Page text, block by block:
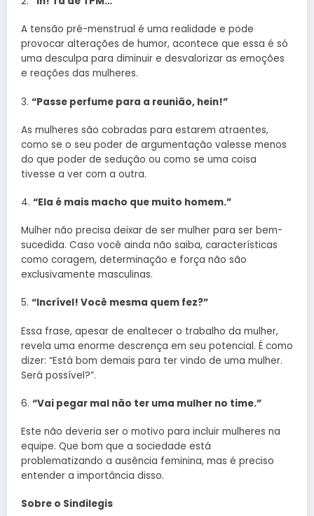
A tensão pré-menstrual é uma realidade e pode
provocar alterações de humor, acontece que essa é só
uma desculpa para diminuir e desvalorizar as emoções
e reações das mulheres.
3. “Passe perfume para a reunião, hein!”
As mulheres são cobradas para estarem atraentes,
como se o seu poder de argumentação valesse menos
do que poder de sedução ou como se uma coisa
tivesse a ver com a outra.
4. “Ela é mais macho que muito homem.”
Mulher não precisa deixar de ser mulher para ser bem-
sucedida. Caso você ainda não saiba, características
como coragem, determinação e força não são
exclusivamente masculinas.
5. “Incrível! Você mesma quem fez?”
Essa frase, apesar de enaltecer o trabalho da mulher,
revela uma enorme descrença em seu potencial. É como
dizer: “Está bom demais para ter vindo de uma mulher.
Será possível?”.
6. “Vai pegar mal não ter uma mulher no time.”
Este não deveria ser o motivo para incluir mulheres na
equipe. Que bom que a sociedade está
problematizando a ausência feminina, mas é preciso
entender a importância disso.
Sobre o Sindilegis